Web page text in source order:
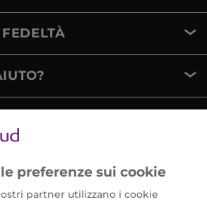
preferenze sui cookie
partner utilizzano i cookie